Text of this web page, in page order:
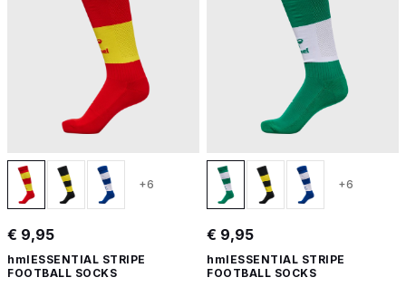
+6
€ 9,95
hmlESSENTIAL STRIPE
FOOTBALL SOCKS
+6
€ 9,95
hmlESSENTIAL STRIPE
FOOTBALL SOCKS